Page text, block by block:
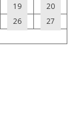
19
20
26
27